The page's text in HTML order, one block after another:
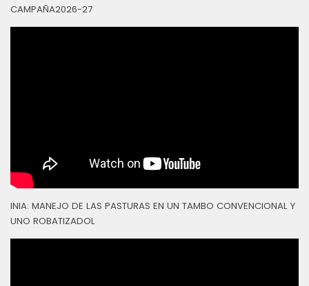
CAMPAÑA2026-27
INIA: MANEJO DE LAS PASTURAS EN UN TAMBO CONVENCIONAL Y
UNO ROBATIZADOL